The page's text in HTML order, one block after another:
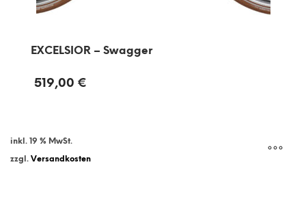
EXCELSIOR – Swagger
519,00 €
inkl. 19 % MwSt.
zzgl. Versandkosten